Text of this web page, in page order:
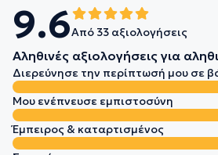
9.6Από 33 αξιολογήσεις
Αληθινές αξιολογήσεις για
Διερεύνησε την περίπτωσή μου σε
Μου ενέπνευσε εμπιστοσύνη
Έμπειρος & καταρτισμένος